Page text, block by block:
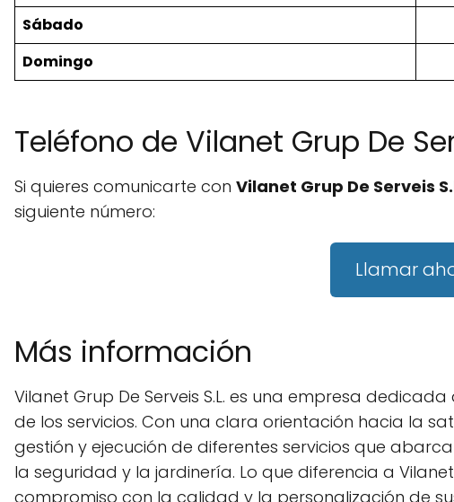
Sábado
Domingo
Teléfono de Vilanet Grup De
Si quieres comunicarte con Vilanet Grup De Serveis
siguiente número:
Llamar
Más información
Vilanet Grup De Serveis S.L. es una empresa
de los servicios. Con una clara orientación hacia la
gestión y ejecución de diferentes servicios que
la seguridad y la jardinería. Lo que diferencia a
compromiso con la calidad y la personalización de